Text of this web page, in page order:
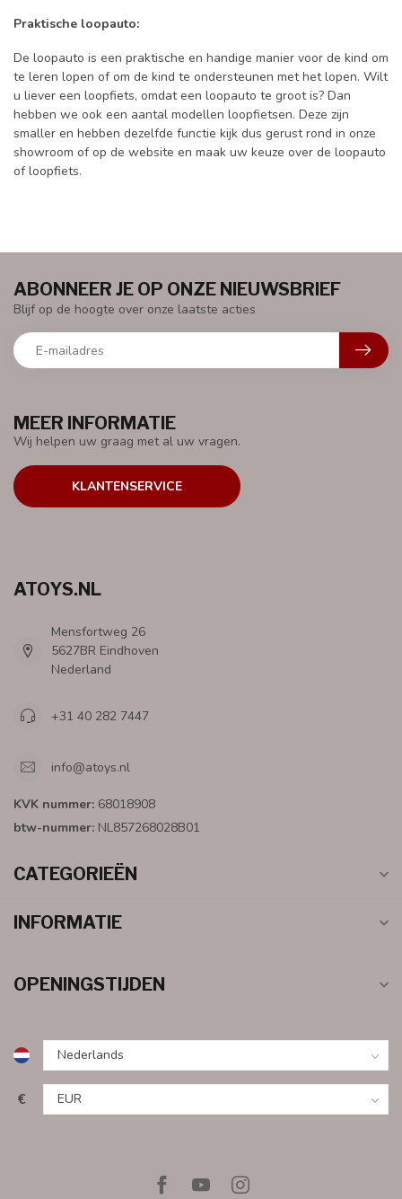
Praktische loopauto:
De loopauto is een praktische en handige manier voor de kind om
te leren lopen of om de kind te ondersteunen met het lopen. Wilt
u liever een loopfiets, omdat een loopauto te groot is? Dan
hebben we ook een aantal modellen loopfietsen. Deze zijn
smaller en hebben dezelfde functie kijk dus gerust rond in onze
showroom of op de website en maak uw keuze over de loopauto
of loopfiets.
MEER INFORMATIE
Wij helpen uw graag met al uw vragen.
KLANTENSERVICE
ABONNEER JE OP ONZE NIEUWSBRIEF
Blijf op de hoogte over onze laatste acties
ATOYS.NL
Mensfortweg 26
5627BR Eindhoven
Nederland
+31 40 282 7447
info@atoys.nl
KVK nummer: 68018908
btw-nummer: NL857268028B01
CATEGORIEËN
INFORMATIE
OPENINGSTIJDEN
€